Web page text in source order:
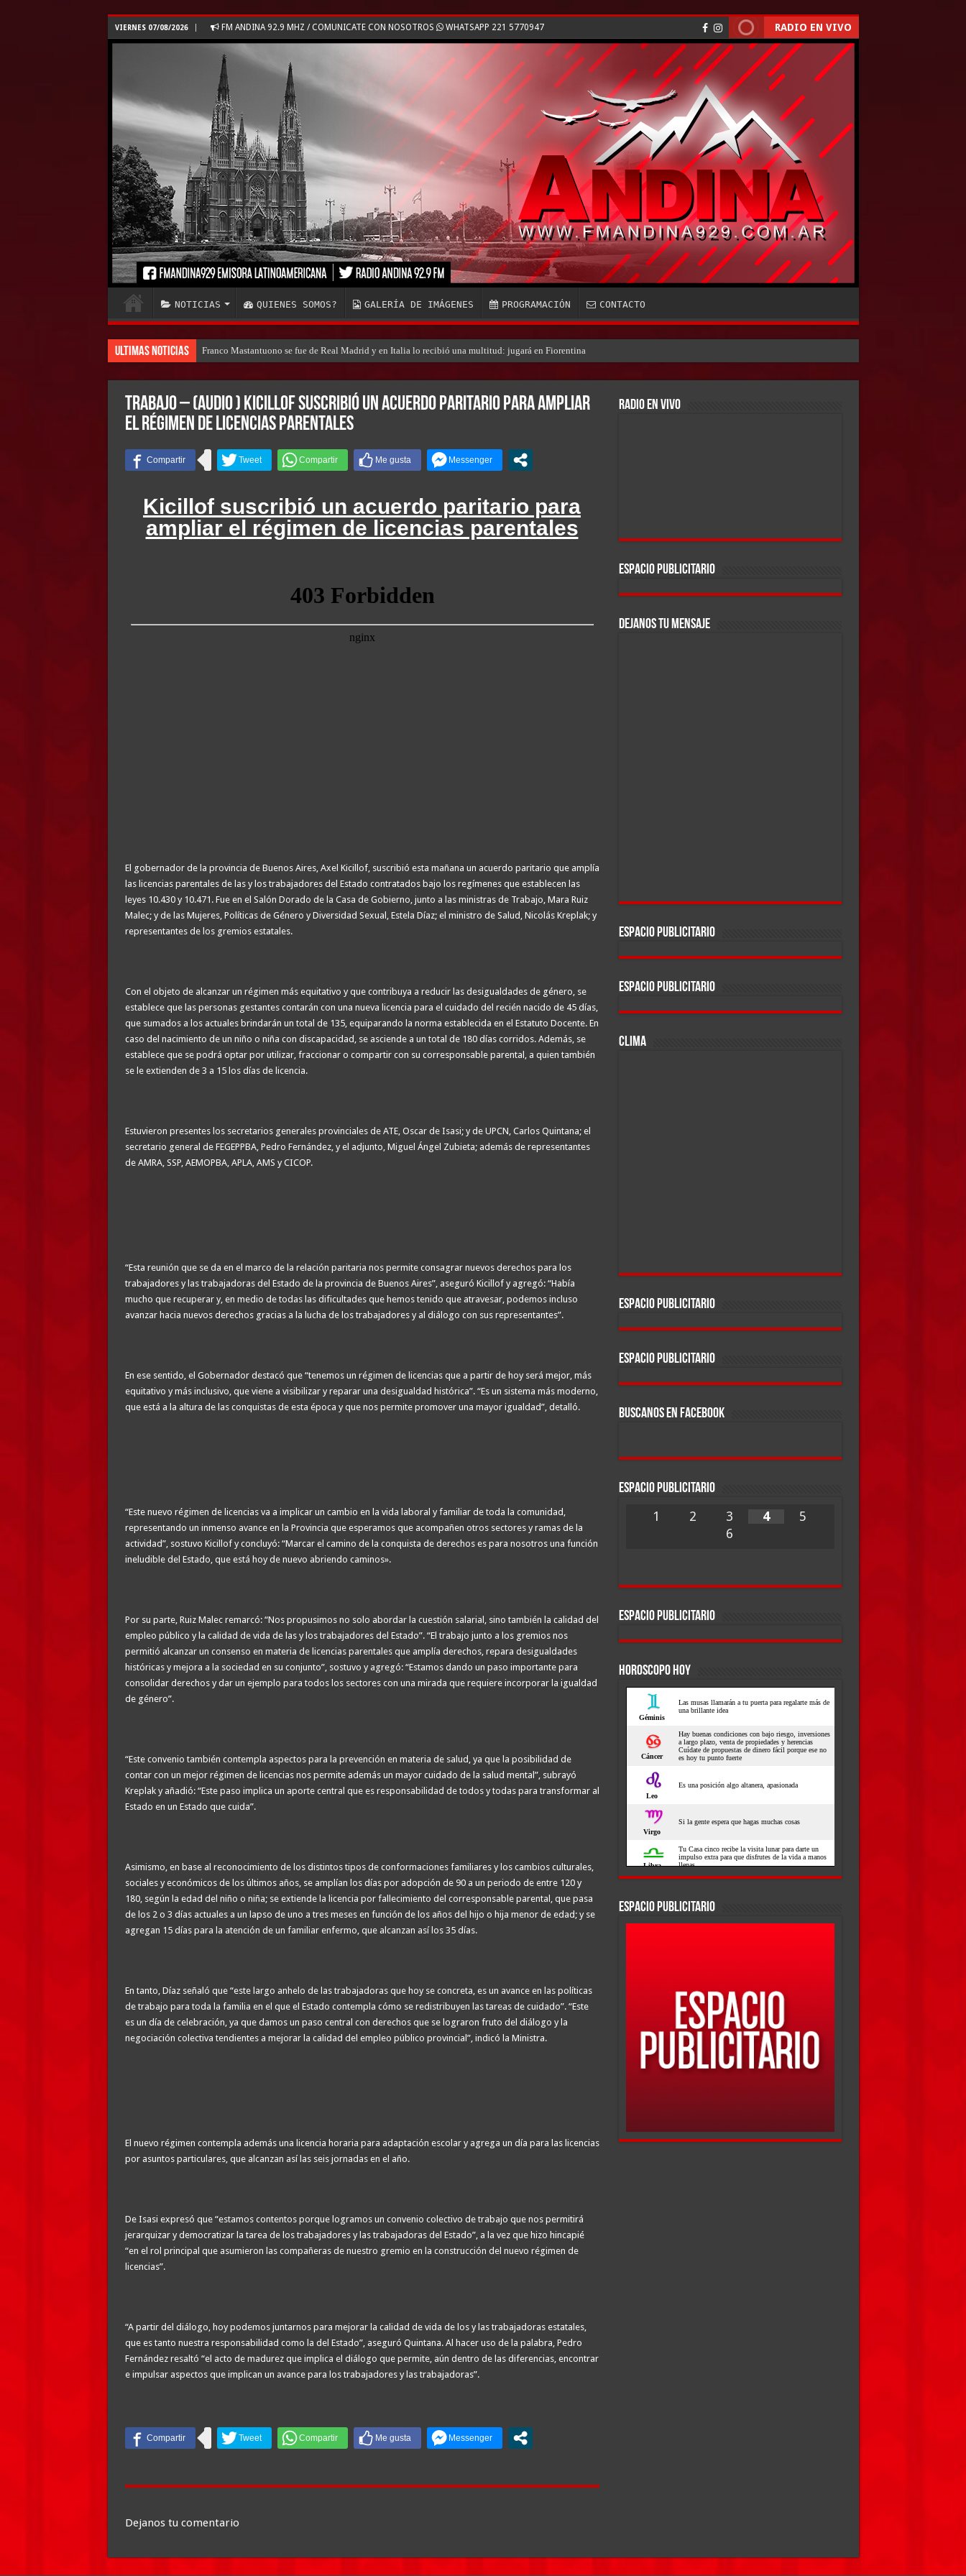
VIERNES 07/08/2026 FM ANDINA 92.9 MHZ / COMUNICATE CON NOSOTROS WHATSAPP 221 5770947 RADIO EN VIVO
NOTICIAS QUIENES SOMOS? GALERÍA DE IMÁGENES PROGRAMACIÓN CONTACTO
Ultimas Noticias Franco Mastantuono se fue de Real Madrid y en Italia lo recibió una multitud: jugará en Fiorentina
TRABAJO – (AUDIO ) Kicillof suscribió un acuerdo paritario para ampliar
el régimen de licencias parentales
Kicillof suscribió un acuerdo paritario para
ampliar el régimen de licencias parentales
El gobernador de la provincia de Buenos Aires, Axel Kicillof, suscribió esta mañana un acuerdo paritario que amplía
las licencias parentales de las y los trabajadores del Estado contratados bajo los regímenes que establecen las
leyes 10.430 y 10.471. Fue en el Salón Dorado de la Casa de Gobierno, junto a las ministras de Trabajo, Mara Ruiz
Malec; y de las Mujeres, Políticas de Género y Diversidad Sexual, Estela Díaz; el ministro de Salud, Nicolás Kreplak; y
representantes de los gremios estatales.
Con el objeto de alcanzar un régimen más equitativo y que contribuya a reducir las desigualdades de género, se
establece que las personas gestantes contarán con una nueva licencia para el cuidado del recién nacido de 45 días,
que sumados a los actuales brindarán un total de 135, equiparando la norma establecida en el Estatuto Docente. En
caso del nacimiento de un niño o niña con discapacidad, se asciende a un total de 180 días corridos. Además, se
establece que se podrá optar por utilizar, fraccionar o compartir con su corresponsable parental, a quien también
se le extienden de 3 a 15 los días de licencia.
Estuvieron presentes los secretarios generales provinciales de ATE, Oscar de Isasi; y de UPCN, Carlos Quintana; el
secretario general de FEGEPPBA, Pedro Fernández, y el adjunto, Miguel Ángel Zubieta; además de representantes
de AMRA, SSP, AEMOPBA, APLA, AMS y CICOP.
“Esta reunión que se da en el marco de la relación paritaria nos permite consagrar nuevos derechos para los
trabajadores y las trabajadoras del Estado de la provincia de Buenos Aires”, aseguró Kicillof y agregó: “Había
mucho que recuperar y, en medio de todas las dificultades que hemos tenido que atravesar, podemos incluso
avanzar hacia nuevos derechos gracias a la lucha de los trabajadores y al diálogo con sus representantes”.
En ese sentido, el Gobernador destacó que “tenemos un régimen de licencias que a partir de hoy será mejor, más
equitativo y más inclusivo, que viene a visibilizar y reparar una desigualdad histórica”. “Es un sistema más moderno,
que está a la altura de las conquistas de esta época y que nos permite promover una mayor igualdad”, detalló.
“Este nuevo régimen de licencias va a implicar un cambio en la vida laboral y familiar de toda la comunidad,
representando un inmenso avance en la Provincia que esperamos que acompañen otros sectores y ramas de la
actividad”, sostuvo Kicillof y concluyó: “Marcar el camino de la conquista de derechos es para nosotros una función
ineludible del Estado, que está hoy de nuevo abriendo caminos».
Por su parte, Ruiz Malec remarcó: “Nos propusimos no solo abordar la cuestión salarial, sino también la calidad del
empleo público y la calidad de vida de las y los trabajadores del Estado”. “El trabajo junto a los gremios nos
permitió alcanzar un consenso en materia de licencias parentales que amplía derechos, repara desigualdades
históricas y mejora a la sociedad en su conjunto”, sostuvo y agregó: “Estamos dando un paso importante para
consolidar derechos y dar un ejemplo para todos los sectores con una mirada que requiere incorporar la igualdad
de género”.
“Este convenio también contempla aspectos para la prevención en materia de salud, ya que la posibilidad de
contar con un mejor régimen de licencias nos permite además un mayor cuidado de la salud mental”, subrayó
Kreplak y añadió: “Este paso implica un aporte central que es responsabilidad de todos y todas para transformar al
Estado en un Estado que cuida”.
Asimismo, en base al reconocimiento de los distintos tipos de conformaciones familiares y los cambios culturales,
sociales y económicos de los últimos años, se amplían los días por adopción de 90 a un periodo de entre 120 y
180, según la edad del niño o niña; se extiende la licencia por fallecimiento del corresponsable parental, que pasa
de los 2 o 3 días actuales a un lapso de uno a tres meses en función de los años del hijo o hija menor de edad; y se
agregan 15 días para la atención de un familiar enfermo, que alcanzan así los 35 días.
En tanto, Díaz señaló que “este largo anhelo de las trabajadoras que hoy se concreta, es un avance en las políticas
de trabajo para toda la familia en el que el Estado contempla cómo se redistribuyen las tareas de cuidado”. “Este
es un día de celebración, ya que damos un paso central con derechos que se lograron fruto del diálogo y la
negociación colectiva tendientes a mejorar la calidad del empleo público provincial”, indicó la Ministra.
El nuevo régimen contempla además una licencia horaria para adaptación escolar y agrega un día para las licencias
por asuntos particulares, que alcanzan así las seis jornadas en el año.
De Isasi expresó que “estamos contentos porque logramos un convenio colectivo de trabajo que nos permitirá
jerarquizar y democratizar la tarea de los trabajadores y las trabajadoras del Estado”, a la vez que hizo hincapié
“en el rol principal que asumieron las compañeras de nuestro gremio en la construcción del nuevo régimen de
licencias”.
“A partir del diálogo, hoy podemos juntarnos para mejorar la calidad de vida de los y las trabajadoras estatales,
que es tanto nuestra responsabilidad como la del Estado”, aseguró Quintana. Al hacer uso de la palabra, Pedro
Fernández resaltó “el acto de madurez que implica el diálogo que permite, aún dentro de las diferencias, encontrar
e impulsar aspectos que implican un avance para los trabajadores y las trabajadoras”.
Dejanos tu comentario
RADIO EN VIVO
ESPACIO PUBLICITARIO
DEJANOS TU MENSAJE
ESPACIO PUBLICITARIO
ESPACIO PUBLICITARIO
CLIMA
ESPACIO PUBLICITARIO
ESPACIO PUBLICITARIO
BUSCANOS EN FACEBOOK
ESPACIO PUBLICITARIO
1 2 3 4
5
6
ESPACIO PUBLICITARIO
HOROSCOPO HOY
ESPACIO PUBLICITARIO